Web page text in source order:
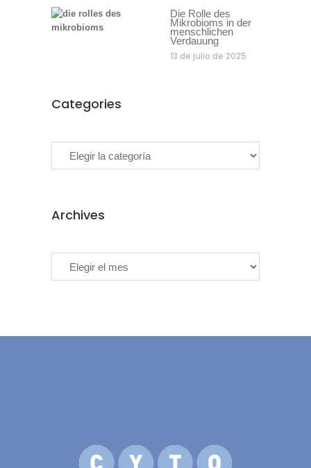
Die Rolle des
Mikrobioms in der
menschlichen
Verdauung
13 de julio de 2025
Categories
Archives